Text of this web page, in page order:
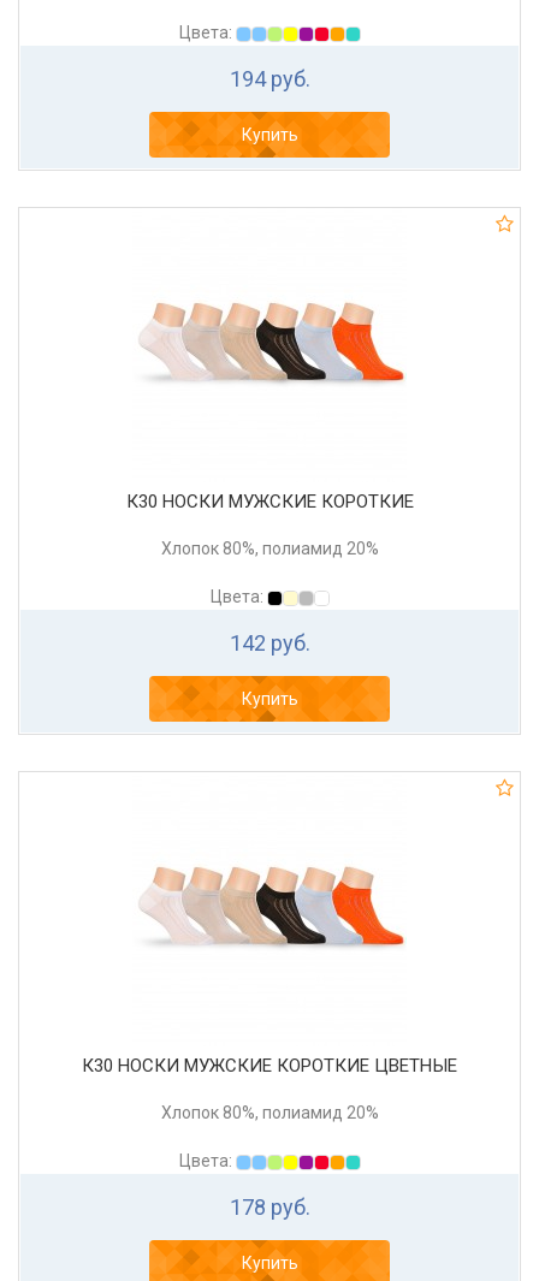
Цвета:
194 руб.
Купить
К30 НОСКИ МУЖСКИЕ КОРОТКИЕ
Хлопок 80%, полиамид 20%
Цвета:
142 руб.
Купить
К30 НОСКИ МУЖСКИЕ КОРОТКИЕ ЦВЕТНЫЕ
Хлопок 80%, полиамид 20%
Цвета:
178 руб.
Купить